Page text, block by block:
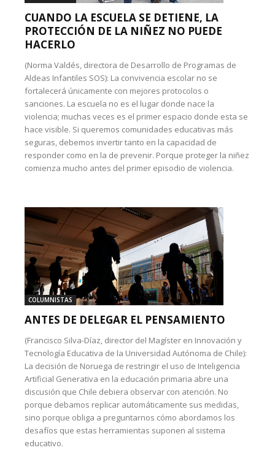
CUANDO LA ESCUELA SE DETIENE, LA
PROTECCIÓN DE LA NIÑEZ NO PUEDE
HACERLO
(Norma Valdés, directora de Desarrollo de Programas de
Aldeas Infantiles SOS): La convivencia escolar no se
fortalecerá únicamente con mejores protocolos o
sanciones. La escuela no es el lugar donde nace la
violencia; muchas veces es el primer espacio donde esta se
hace visible. Si queremos comunidades educativas más
seguras, debemos invertir tanto en la capacidad de
responder como en la de prevenir. Porque proteger la niñez
comienza mucho antes del primer episodio de violencia.
COLUMNISTAS
ANTES DE DELEGAR EL PENSAMIENTO
(Francisco Silva-Díaz, director del Magíster en Innovación y
Tecnología Educativa de la Universidad Autónoma de Chile):
La decisión de Noruega de restringir el uso de Inteligencia
Artificial Generativa en la educación primaria abre una
discusión que Chile debiera observar con atención. No
porque debamos replicar automáticamente sus medidas,
sino porque obliga a preguntarnos cómo abordamos los
desafíos que estas herramientas suponen al sistema
educativo.